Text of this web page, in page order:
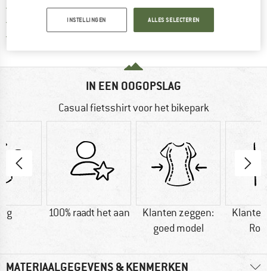
100 dagen bedenktijdVind de betalingsinformatie hier!
> 4.000.000 tevreden klanten
Alle artikelen in voorraad
IN EEN OOGOPSLAG
Casual fietsshirt voor het bikepark
g 100% raadt het aan
Klanten zeggen:
goed model
MATERIAALGEGEVENS & KENMERKEN
INSTELLINGEN ALLES SELECTEREN